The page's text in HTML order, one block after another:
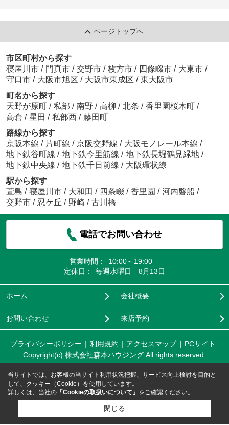
ページトップへ
市区町村から探す
寝屋川市 / 門真市 / 交野市 / 枚方市 / 四條畷市 / 大東市 /
守口市 / 大阪市旭区 / 大阪市東成区 / 東大阪市
町名から探す
天野が原町 / 私部 / 南野 / 高柳 / 北条 / 香里園桜木町 /
高倉 / 星田 / 私部西 / 藤田町
路線から探す
京阪本線 / 片町線 / 京阪交野線 / 大阪モノレール本線 /
地下鉄谷町線 / 地下鉄今里筋線 / 地下鉄長堀鶴見緑地 /
地下鉄中央線 / 地下鉄千日前線 / 大阪環状線
駅から探す
萱島 / 寝屋川市 / 大和田 / 四条畷 / 香里園 / 河内磐船 /
交野市 / 忍ケ丘 / 野崎 / 古川橋
電話でお問い合わせ
営業時間：
10:00～19:00
定休日：
毎週水曜日 8月13日
ホーム 会社概要
お問い合わせ 来店予約
プライバシーポリシー 利用規約 アクセスマップ
PCサイト
Copyright(c) 株式会社森本ハウジング All rights reserved.
当サイトでは、お客様の当サイト利用状況把握、サービス向上検討を目的と
して、クッキー（Cookie）を使用しています。
詳しくは、当社の 「Cookieの取扱いについて」 をご確認ください。
閉じる